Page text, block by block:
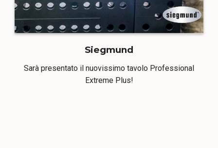
Siegmund
Sarà presentato il nuovissimo tavolo Professional
Extreme Plus!